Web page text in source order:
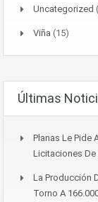
Uncategorized
Viña (15)
Últimas
Planas Le Pide
Licitaciones De
La Producción
Torno A